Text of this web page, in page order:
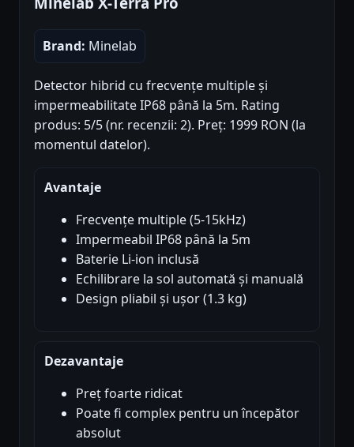
Brand: Minelab
Detector hibrid cu frecvențe multiple și
impermeabilitate IP68 până la 5m. Rating
produs: 5/5 (nr. recenzii: 2). Preț: 1999 RON (la
momentul datelor).
Avantaje
Frecvențe multiple (5-15kHz)
Impermeabil IP68 până la 5m
Baterie Li-ion inclusă
Echilibrare la sol automată și manuală
Design pliabil și ușor (1.3 kg)
Dezavantaje
Preț foarte ridicat
Poate fi complex pentru un începător
absolut